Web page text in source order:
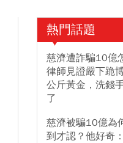
熱門話題
慈濟遭詐騙10億
律師見證嚴下跪
公斤黃金，洗錢
了
慈濟被騙10億為
到才認？他好奇